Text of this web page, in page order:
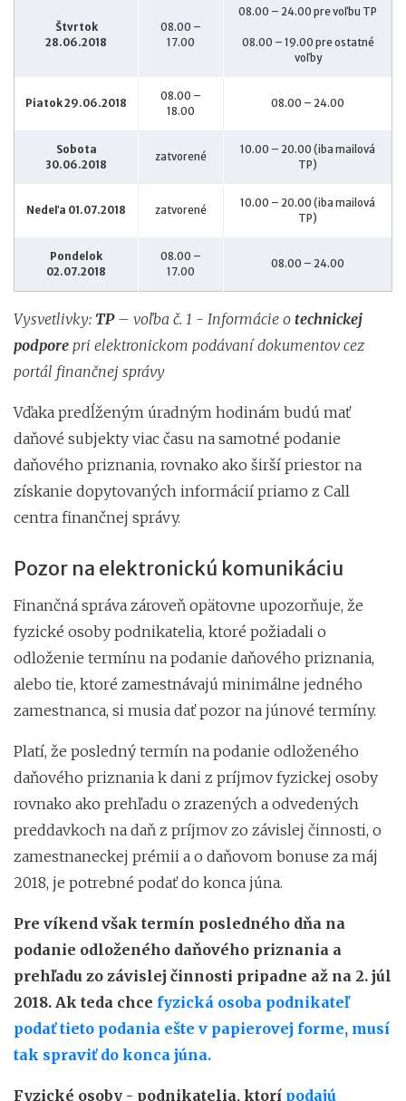
Štvrtok
28.06.2018
08.00 –
17.00
08.00 – 24.00 pre voľbu TP
08.00 – 19.00 pre ostatné
voľby
Piatok 29.06.2018
08.00 –
18.00
08.00 – 24.00
Sobota
30.06.2018
zatvorené
10.00 – 20.00 (iba mailová
TP)
Nedeľa 01.07.2018 zatvorené
10.00 – 20.00 (iba mailová
TP)
Pondelok
02.07.2018
08.00 –
17.00
08.00 – 24.00
Vysvetlivky: TP– voľba č. 1 - Informácie o technickej
podpore pri elektronickom podávaní dokumentov cez
portál finančnej správy
Vďaka predĺženým úradným hodinám budú mať
daňové subjekty viac času na samotné podanie
daňového priznania, rovnako ako širší priestor na
získanie dopytovaných informácií priamo z Call
centra finančnej správy.
Pozor na elektronickú komunikáciu
Finančná správa zároveň opätovne upozorňuje, že
fyzické osoby podnikatelia, ktoré požiadali o
odloženie termínu na podanie daňového priznania,
alebo tie, ktoré zamestnávajú minimálne jedného
zamestnanca, si musia dať pozor na júnové termíny.
Platí, že posledný termín na podanie odloženého
daňového priznania k dani z príjmov fyzickej osoby
rovnako ako prehľadu o zrazených a odvedených
preddavkoch na daň z príjmov zo závislej činnosti, o
zamestnaneckej prémii a o daňovom bonuse za máj
2018, je potrebné podať do konca júna.
Pre víkend však termín posledného dňa na
podanie odloženého daňového priznania a
prehľadu zo závislej činnosti pripadne až na 2. júl
2018. Ak teda chce fyzická osoba podnikateľ
podať tieto podania ešte v papierovej forme, musí
tak spraviť do konca júna.
Fyzické osoby - podnikatelia, ktorí podajú